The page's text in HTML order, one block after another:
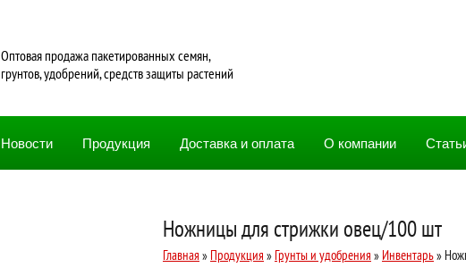
Oптовая продажа пакетированных семян,
грунтов, удобрений, средств защиты растений
Новости Продукция Доставка и оплата О компании
Ножницы для стрижки овец/100 шт
Главная » Продукция » Грунты и удобрения » Инвентарь»